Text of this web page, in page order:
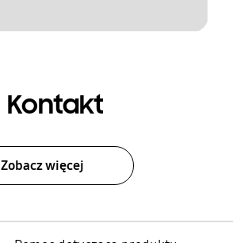
Kontakt
Zobacz więcej